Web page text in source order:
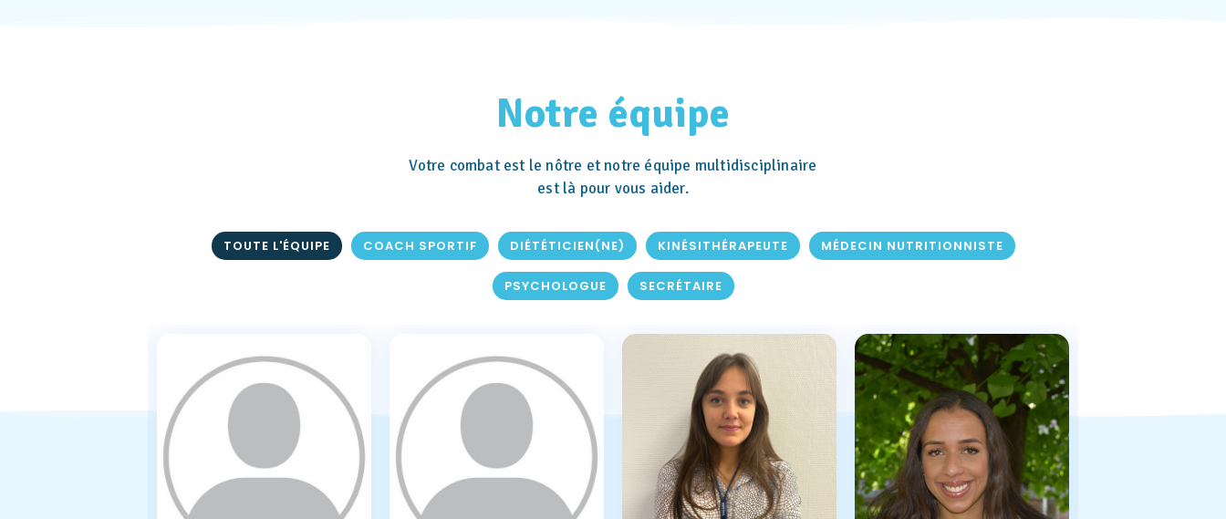
Notre équipe
Votre combat est le nôtre et notre équipe multidisciplinaire
est là pour vous aider.
TOUTE L'ÉQUIPE COACH SPORTIF DIÉTÉTICIEN(NE) KINÉSITHÉRAPEUTE MÉDECIN NUTRITIONNISTE
PSYCHOLOGUE SECRÉTAIRE